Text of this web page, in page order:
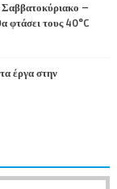
Σαββατοκύριακο –
φτάσει τους 40°C
έργα στην